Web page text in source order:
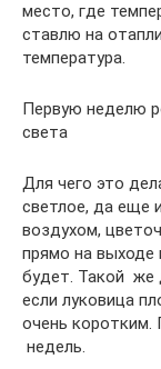
место, где
ставлю на
температура.
Первую неделю
света
Для чего это
светлое, да еще
воздухом,
прямо на выходе
будет. Такой же
если луковица
очень коротким.
недель.